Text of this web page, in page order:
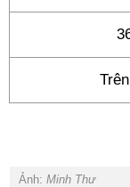
Ảnh: Minh Thư